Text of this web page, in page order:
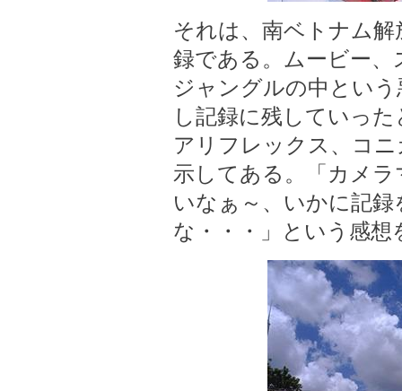
それは、南ベトナム
録である。ムービー、
ジャングルの中とい
し記録に残していっ
アリフレックス、コ
示してある。「カメ
いなぁ～、いかに記
な・・・」という感想